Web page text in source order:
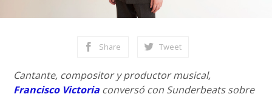
Share Tweet
Cantante, compositor y productor musical,
Francisco Victoria conversó con Sunderbeats sobre